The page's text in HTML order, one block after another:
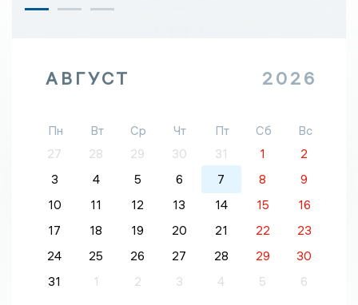
АВГУСТ 2026
Пн Вт Ср Чт Пт Сб
Вс
27
28 29 30 31 1
2
3
4 5 6 7 8
9
10
11 12 13 14 15
16
17
18 19 20 21 22
23
24
25 26 27 28 29
30
31
1 2 3 4 5 6